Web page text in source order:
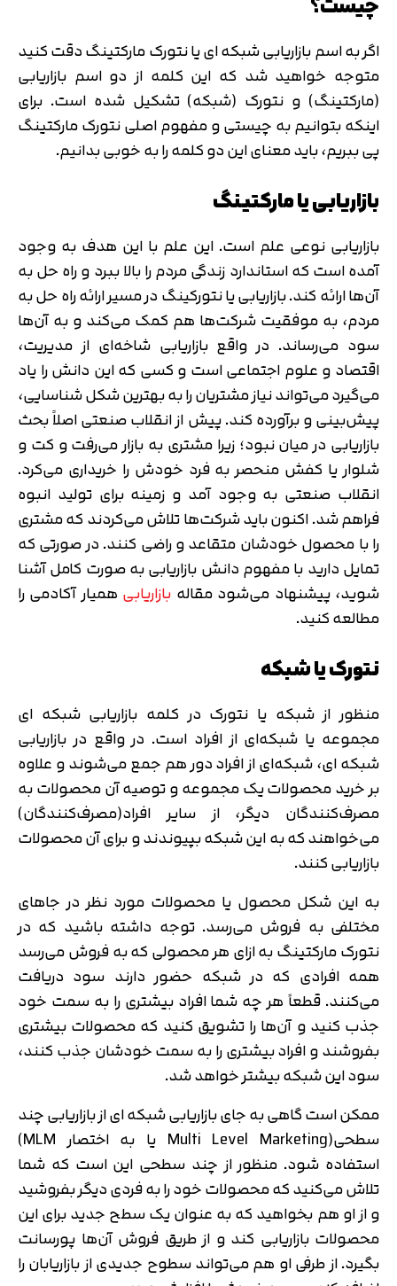
اگر به اسم بازاریابی شبکه ای یا نتورک مارکتینگ دقت کنید
متوجه خواهید شد که این کلمه از دو اسم بازاریابی
(مارکتینگ) و نتورک (شبکه) تشکیل شده است. برای
اینکه بتوانیم به چیستی و مفهوم اصلی نتورک مارکتینگ
پی ببریم، باید معنای این دو کلمه را به خوبی بدانیم.
بازاریابی یا مارکتینگ
بازاریابی نوعی علم است. این علم با این هدف به وجود
آمده است که استاندارد زندگی مردم را بالا ببرد و راه حل به
آن‌ها ارائه کند. بازاریابی یا نتورکینگ در مسیر ارائه راه حل به
مردم، به موفقیت شرکت‌ها هم کمک می‌کند و به آن‌ها
سود می‌رساند. در واقع بازاریابی شاخه‌ای از مدیریت،
اقتصاد و علوم اجتماعی است و کسی که این دانش را یاد
می‌گیرد می‌تواند نیاز مشتریان را به بهترین شکل شناسایی،
پیش‌بینی و برآورده کند. پیش از انقلاب صنعتی اصلاً بحث
بازاریابی در میان نبود؛ زیرا مشتری به بازار می‌رفت و کت و
شلوار یا کفش منحصر به فرد خودش را خریداری می‌کرد.
انقلاب صنعتی به وجود آمد و زمینه برای تولید انبوه
فراهم شد. اکنون باید شرکت‌ها تلاش می‌کردند که مشتری
را با محصول خودشان متقاعد و راضی کنند. در صورتی که
تمایل دارید با مفهوم دانش بازاریابی به صورت کامل آشنا
شوید، پیشنهاد می‌شود مقاله بازاریابی همیار آکادمی را
مطالعه کنید.
نتورک یا شبکه
منظور از شبکه یا نتورک در کلمه بازاریابی شبکه ای
مجموعه یا شبکه‌ای از افراد است. در واقع در بازاریابی
شبکه ای، شبکه‌ای از افراد دور هم جمع می‌شوند و علاوه
بر خرید محصولات یک مجموعه و توصیه آن محصولات به
مصرف‌کنندگان دیگر، از سایر افراد(مصرف‌کنندگان)
می‌خواهند که به این شبکه بپیوندند و برای آن محصولات
بازاریابی کنند.
به این شکل محصول یا محصولات مورد نظر در جاهای
مختلفی به فروش می‌رسد. توجه داشته باشید که در
نتورک مارکتینگ به ازای هر محصولی که به فروش می‌رسد
همه افرادی که در شبکه حضور دارند سود دریافت
می‌کنند. قطعاً هر چه شما افراد بیشتری را به سمت خود
جذب کنید و آن‌ها را تشویق کنید که محصولات بیشتری
بفروشند و افراد بیشتری را به سمت خودشان جذب کنند،
سود این شبکه بیشتر خواهد شد.
ممکن است گاهی به جای بازاریابی شبکه ای از بازاریابی چند
سطحی(Multi Level Marketing یا به اختصار MLM)
استفاده شود. منظور از چند سطحی این است که شما
تلاش می‌کنید که محصولات خود را به فردی دیگر بفروشید
و از او هم بخواهید که به عنوان یک سطح جدید برای این
محصولات بازاریابی کند و از طریق فروش آن‌ها پورسانت
بگیرد. از طرفی او هم می‌تواند سطوح جدیدی از بازاریابان را